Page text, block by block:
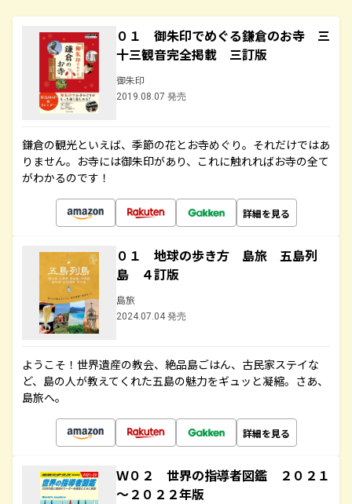
０１ 御朱印でめぐる鎌倉のお寺 三
十三観音完全掲載 三訂版
御朱印
2019.08.07 発売
鎌倉の観光といえば、季節の花とお寺めぐり。それだけではあ
りません。お寺には御朱印があり、これに触れればお寺の全て
がわかるのです！
詳細を見る
０１ 地球の歩き方 島旅 五島列
島 ４訂版
島旅
2024.07.04 発売
ようこそ！世界遺産の教会、絶品島ごはん、古民家ステイな
ど、島の人が教えてくれた五島の魅力をギュッと凝縮。さあ、
島旅へ。
詳細を見る
Ｗ０２ 世界の指導者図鑑 ２０２１
～２０２２年版